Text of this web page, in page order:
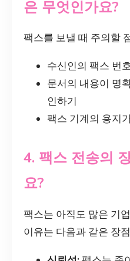
은 무엇인가요?
팩스를 보낼 때 주의할
수신인의 팩스 번
문서의 내용이 명
인하기
팩스 기계의 용지
4. 팩스 전송의
요?
팩스는 아직도 많은 기
이유는 다음과 같은 장